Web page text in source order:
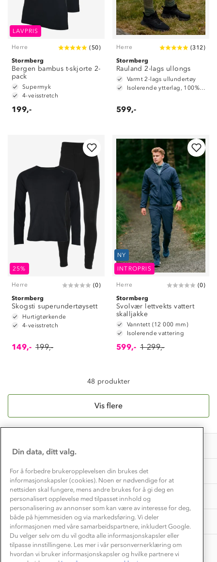
LAVPRIS
Herre (50)
Stormberg
Bergen bambus t-skjorte 2-
pack
Supermyk
4-veisstretch
199,-
Herre (312)
Stormberg
Rauland 2-lags ullongs
Varmt 2-lags ullundertøy
599,-
25%
Herre (0)
Stormberg
Skogsti superundertøysett
Hurtigtørkende
4-veisstretch
149,- 199,-
NY
INTROPRIS
Herre (0)
Stormberg
Svolvær lettvekts vattert
skalljakke
Vanntett (12 000 mm)
Isolerende vattering
599,- 1 299,-
48 produkter
Vis flere
Kundeservice
Våre butikker
Bedrift, barnehage og SFO
OM OSS
Om Stormberg
Verdigrunnlag
Klima og miljø
Etisk handel
Dyreetikk
TIPS OG RÅD
Trelagsprinsippet barn
Alt du trenger til Norgesferien
Dette trenger du til barnehagen
EL-retur
Store størrelser
Turmat oppskrifter
Beredskap
AKTIVITETER
Norgesferie 🇳🇴
Få turinspirasjon og tips her⛰
Storms turtips🐿️
Leirskole 🥾
Barnehageansatt
Tips til hyttetur
Din data, ditt valg.
For å forbedre brukeropplevelsen din brukes det
informasjonskapsler (cookies). Noen er nødvendige for at
nettsiden skal fungere, mens andre brukes for å gi deg en
personalisert opplevelse med tilpasset innhold og
personalisering av annonser som kan være av interesse for deg,
både på hjemmesiden og via markedsføring. Vi deler
informasjonen med våre samarbeidspartnere, inkludert Google.
Du velger selv om du vil godta alle informasjonskapsler eller
tilpasse innstillingene. Les mer i vår personvernerklæring om
hvordan vi bruker informasjonskapsler og hvilke partnere vi